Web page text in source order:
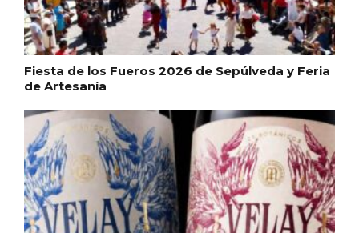
Fiesta de los Fueros 2026 de Sepúlveda y Feria
de Artesanía
VII Feria del Vino de Sotillo 2026 ‘Sotillo,
el Vino y Yo’